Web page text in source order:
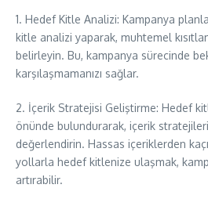
1. Hedef Kitle Analizi: Kampanya
kitle analizi yaparak, muhtemel
belirleyin. Bu, kampanya sürecinde
karşılaşmamanızı sağlar.
2. İçerik Stratejisi Geliştirme: Hedef
önünde bulundurarak, içerik
değerlendirin. Hassas içeriklerden
yollarla hedef kitlenize ulaşmak,
artırabilir.